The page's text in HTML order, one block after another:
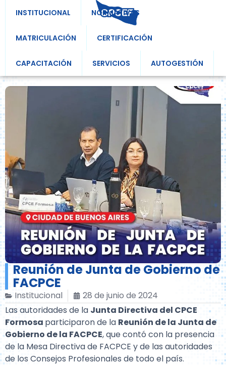
INSTITUCIONAL NORMATIVAS
MATRICULACIÓN CERTIFICACIÓN
CAPACITACIÓN SERVICIOS AUTOGESTIÓN
Reunión de Junta de Gobierno de
FACPCE
Institucional
28 de junio de 2024
Las autoridades de la Junta Directiva del CPCE
Formosa participaron de la Reunión de la Junta de
Gobierno de la FACPCE, que contó con la presencia
de la Mesa Directiva de FACPCE y de las autoridades
de los Consejos Profesionales de todo el país.